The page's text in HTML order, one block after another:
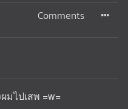
Comments
มไปเสพ =w=